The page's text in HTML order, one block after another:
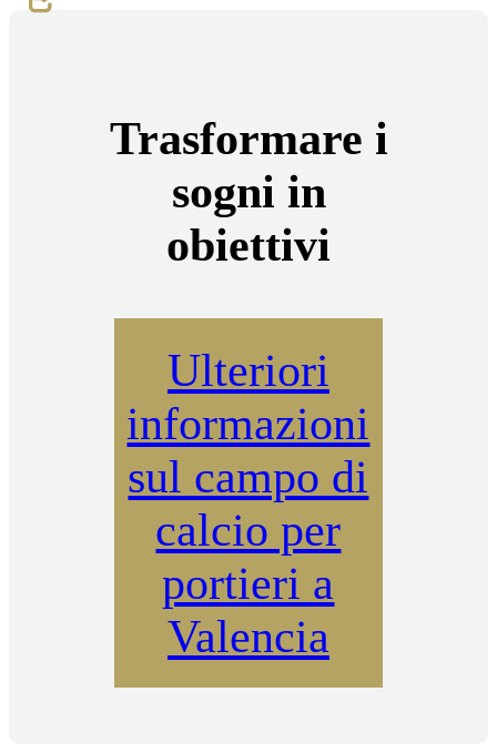
Trasformare i
sogni in
obiettivi
Ulteriori
informazioni
sul campo di
calcio per
portieri a
Valencia